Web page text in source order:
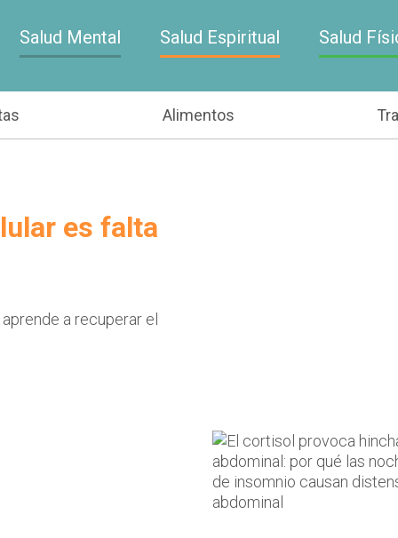
Salud Mental Salud Espiritual Salud
Alimentos
es falta
a recuperar el